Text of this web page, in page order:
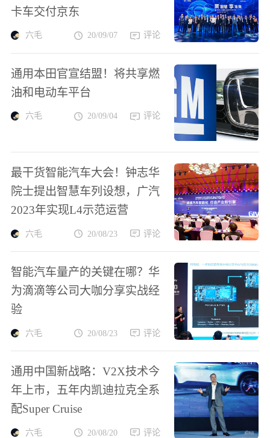
卡车交付京东
六毛 20/09/07 评论
通用本田官宣结盟！将共享燃
油和电动车平台
六毛 20/09/04 评论
最干货智能汽车大会！钟志华
院士提出智慧车列设想，广汽
2023年实现L4示范运营
六毛 20/08/23 评论
智能汽车量产的关键在哪？华
为滴滴等公司大咖分享实战经
验
六毛 20/08/23 评论
通用中国新战略：V2X技术今
年上市，五年内凯迪拉克全系
配Super Cruise
六毛 20/08/20 评论